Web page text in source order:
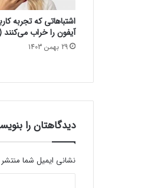
ه
و
ش
د
اشتباهاتی که تجربه
آیفون را خراب
29 بهمن 1403
دیدگاهتان را
نشانی ایمیل شما